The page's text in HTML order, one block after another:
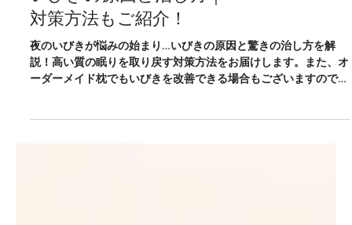
いびきの原因と治し方｜
対策方法もご紹介！
夜のいびきが悩みの始まり…いびきの原因と驚きの治し方を解
説！高い質の眠りを取り戻す対策方法をお届けします。また、オ
気軽にご相談ください。